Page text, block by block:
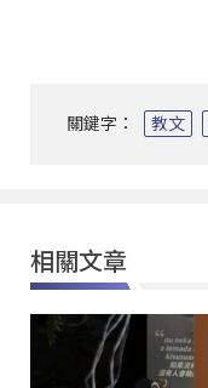
關鍵字： 教文
相關文章